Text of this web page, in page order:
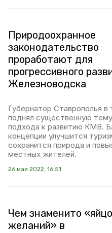
Природоохранное
законодательство
проработают для
прогрессивного
Железноводска
Губернатор Ставрополья в
поднял существенную
подхода к развитию КМВ.
концепции улучшится
сохранится природа и
местных жителей.
26 мая 2022, 16:51
Чем знаменито «яйцо
желаний» в